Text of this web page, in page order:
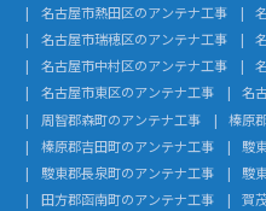
名古屋市熱田区のアンテナ工事
名古屋市瑞穂区のアンテナ工事
名古屋市中村区のアンテナ工事
名古屋市東区のアンテナ工事
名
周智郡森町のアンテナ工事
榛原
榛原郡吉田町のアンテナ工事
駿
駿東郡長泉町のアンテナ工事
駿
田方郡函南町のアンテナ工事
賀